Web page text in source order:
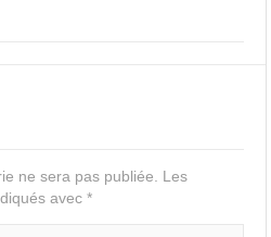
ne sera pas publiée. Les
avec*